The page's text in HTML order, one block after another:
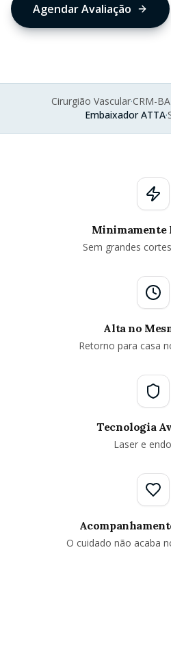
Agendar Avaliação
Cirurgião Vascular·CRM-
Embaixador ATTA·
Minimamente
Sem grandes
Alta no
Retorno para casa
Tecnologia
Laser e
O cuidado não acaba